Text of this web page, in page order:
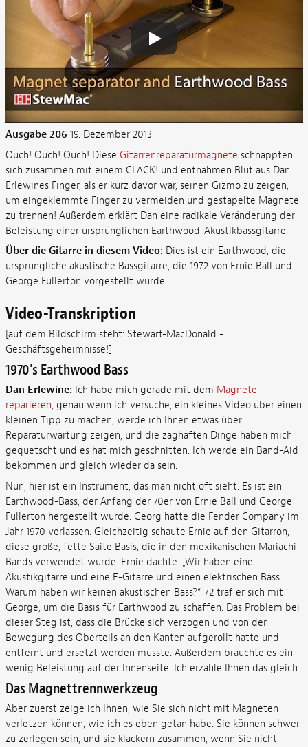
Ausgabe 206 19. Dezember 2013
Ouch! Ouch! Ouch! Diese Gitarrenreparaturmagnete schnappten
sich zusammen mit einem CLACK! und entnahmen Blut aus Dan
Erlewines Finger, als er kurz davor war, seinen Gizmo zu zeigen,
um eingeklemmte Finger zu vermeiden und gestapelte Magnete
zu trennen! Außerdem erklärt Dan eine radikale Veränderung der
Beleistung einer ursprünglichen Earthwood-Akustikbassgitarre.
Über die Gitarre in diesem Video: Dies ist ein Earthwood, die
ursprüngliche akustische Bassgitarre, die 1972 von Ernie Ball und
George Fullerton vorgestellt wurde.
Video-Transkription
[auf dem Bildschirm steht: Stewart-MacDonald -
Geschäftsgeheimnisse!]
1970's Earthwood Bass
Dan Erlewine: Ich habe mich gerade mit dem Magnete
reparieren, genau wenn ich versuche, ein kleines Video über einen
kleinen Tipp zu machen, werde ich Ihnen etwas über
Reparaturwartung zeigen, und die zaghaften Dinge haben mich
gequetscht und es hat mich geschnitten. Ich werde ein Band-Aid
bekommen und gleich wieder da sein.
Nun, hier ist ein Instrument, das man nicht oft sieht. Es ist ein
Earthwood-Bass, der Anfang der 70er von Ernie Ball und George
Fullerton hergestellt wurde. Georg hatte die Fender Company im
Jahr 1970 verlassen. Gleichzeitig schaute Ernie auf den Gitarron,
diese große, fette Saite Basis, die in den mexikanischen Mariachi-
Bands verwendet wurde. Ernie dachte: „Wir haben eine
Akustikgitarre und eine E-Gitarre und einen elektrischen Bass.
Warum haben wir keinen akustischen Bass?“ 72 traf er sich mit
George, um die Basis für Earthwood zu schaffen. Das Problem bei
dieser Steg ist, dass die Brücke sich verzogen und von der
Bewegung des Oberteils an den Kanten aufgerollt hatte und
entfernt und ersetzt werden musste. Außerdem brauchte es ein
wenig Beleistung auf der Innenseite. Ich erzähle Ihnen das gleich.
Das Magnettrennwerkzeug
Aber zuerst zeige ich Ihnen, wie Sie sich nicht mit Magneten
verletzen können, wie ich es eben getan habe. Sie können schwer
zu zerlegen sein, und sie klackern zusammen, wenn Sie nicht